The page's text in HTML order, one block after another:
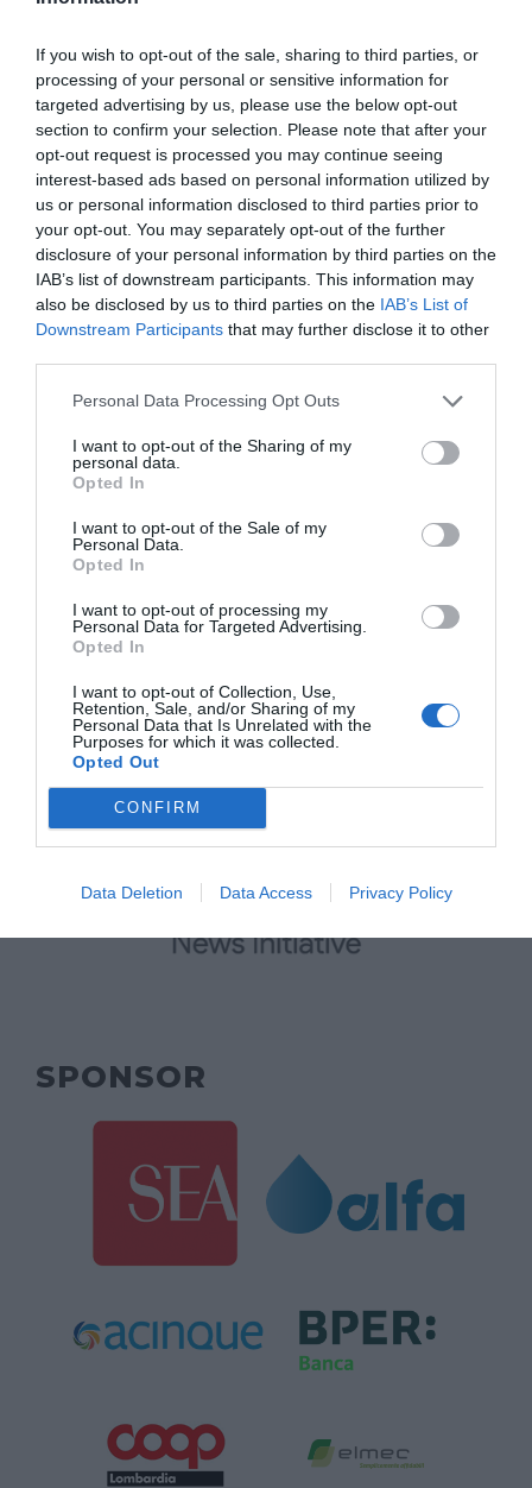
If you wish to opt-out of the sale, sharing to third parties, or
processing of your personal or sensitive information for
targeted advertising by us, please use the below opt-out
section to confirm your selection. Please note that after your
opt-out request is processed you may continue seeing
interest-based ads based on personal information utilized by
us or personal information disclosed to third parties prior to
your opt-out. You may separately opt-out of the further
disclosure of your personal information by third parties on the
IAB’s list of downstream participants. This information may
also be disclosed by us to third parties on the IAB’s List of
Downstream Participants that may further disclose it to other
Personal Data Processing Opt Outs
I want to opt-out of the Sharing of my
personal data.
Opted In
I want to opt-out of the Sale of my
Personal Data.
Opted In
I want to opt-out of processing my
Personal Data for Targeted Advertising.
Opted In
I want to opt-out of Collection, Use,
Retention, Sale, and/or Sharing of my
Personal Data that Is Unrelated with the
Purposes for which it was collected.
Opted Out
CONFIRM
Data Deletion Data Access Privacy Policy
ORGANIZZATO DA
CON IL SUPPORTO DI
MAIN SPONSOR
SPONSOR